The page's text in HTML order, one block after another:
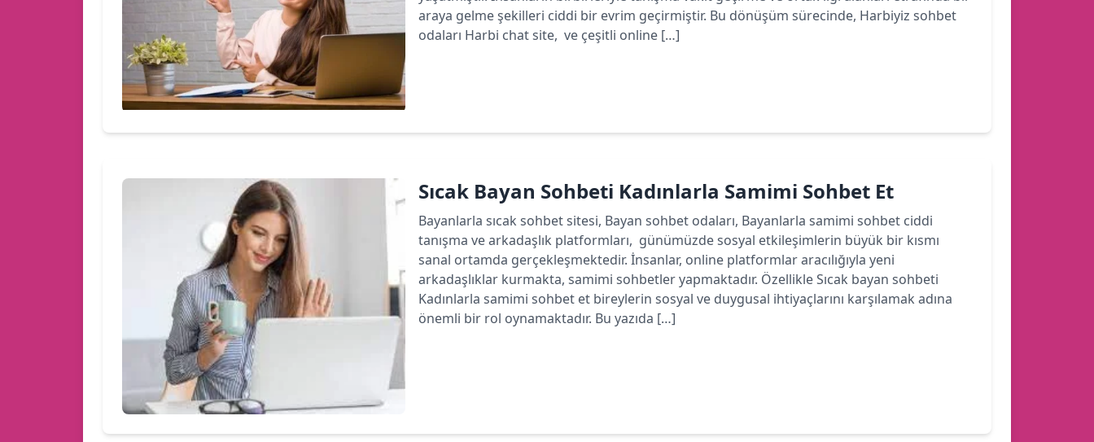
araya gelme şekilleri ciddi bir evrim geçirmiştir. Bu dönüşüm sürecinde, Harbiyiz sohbet
odaları Harbi chat site, ve çeşitli online […]
Sıcak Bayan Sohbeti Kadınlarla Samimi Sohbet Et
Bayanlarla sıcak sohbet sitesi, Bayan sohbet odaları, Bayanlarla samimi sohbet ciddi
tanışma ve arkadaşlık platformları, günümüzde sosyal etkileşimlerin büyük bir kısmı
sanal ortamda gerçekleşmektedir. İnsanlar, online platformlar aracılığıyla yeni
arkadaşlıklar kurmakta, samimi sohbetler yapmaktadır. Özellikle Sıcak bayan sohbeti
Kadınlarla samimi sohbet et bireylerin sosyal ve duygusal ihtiyaçlarını karşılamak adına
önemli bir rol oynamaktadır. Bu yazıda […]